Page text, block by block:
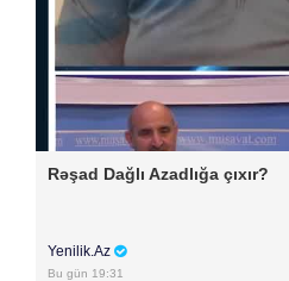
Rəşad Dağlı Azadlığa çıxır?
Yenilik.Az
Bu gün 19:31